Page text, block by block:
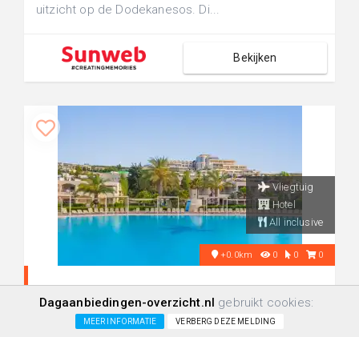
uitzicht op de Dodekanesos. Di...
Bekijken
Vliegtuig
Hotel
All inclusive
+0.0km 0 0 0
Kipriotis Maris Suites in Kos Stad,
Griekenland
Dagaanbiedingen-overzicht.nl gebruikt cookies:
MEER INFORMATIE VERBERG DEZE MELDING